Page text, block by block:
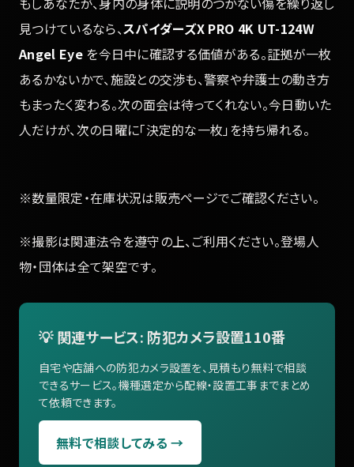
見つけているなら、スパイダーズX PRO 4K UT-124W
Angel Eyeを今日中に確認する価値がある。証拠が一枚
あるかないかで、施設との交渉も、警察や弁護士の動き方
もまったく変わる。次の面会は待ってくれない。今日動いた
人だけが、次の日曜に「決定的な一枚」を持ち帰れる。
※数量限定・在庫状況は販売ページでご確認ください。
※撮影は関連法令を遵守の上、ご利用ください。登場人
物・団体は全て架空です。
💡 関連サービス: 防犯カメラ設置110番
自宅や店舗への防犯カメラ設置を、見積もり無料で相談
できるサービス。機種選定から配線・設置工事までまとめ
て依頼できます。
無料で相談してみる →